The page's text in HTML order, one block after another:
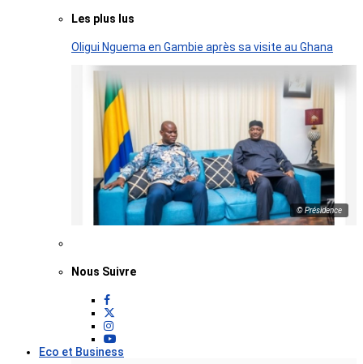
Les plus lus
Oligui Nguema en Gambie après sa visite au Ghana
© Présidence
Nous Suivre
Eco et Business